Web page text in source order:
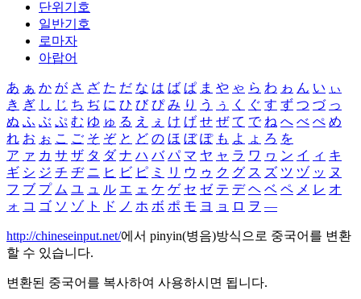
단위기호
일반기호
로마자
아랍어
あ ぁ か が さ ざ た だ な は ば ぱ ま や ゃ ら わ ゎ ん い ぃ
き ぎ し じ ち ぢ に ひ び ぴ み り う ぅ く ぐ す ず つ づ っ
ぬ ふ ぶ ぷ む ゆ ゅ る え ぇ け げ せ ぜ て で ね へ べ ぺ め
れ お ぉ こ ご そ ぞ と ど の ほ ぼ ぽ も よ ょ ろ を
ア ァ カ サ ザ タ ダ ナ ハ バ パ マ ヤ ャ ラ ワ ヮ ン イ ィ キ
ギ シ ジ チ ヂ ニ ヒ ビ ピ ミ リ ウ ゥ ク グ ス ズ ツ ヅ ッ ヌ
フ ブ プ ム ユ ュ ル エ ェ ケ ゲ セ ゼ テ デ ヘ ベ ペ メ レ オ
ォ コ ゴ ソ ゾ ト ド ノ ホ ボ ポ モ ヨ ョ ロ ヲ ―
http://chineseinput.net/에서 pinyin(병음)방식으로 중국어를 변환
할 수 있습니다.
변환된 중국어를 복사하여 사용하시면 됩니다.